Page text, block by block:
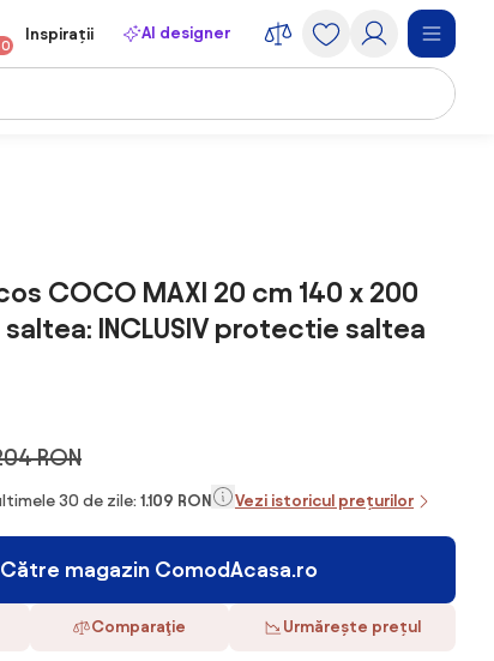
Inspirații AI designer
COCO MAXI 20 cm 140 x 200
INCLUSIV protectie saltea
RON
30 de zile: 1.109 RON Vezi istoricul prețurilor
Către magazin ComodAcasa.ro
Comparaţie Urmărește prețul